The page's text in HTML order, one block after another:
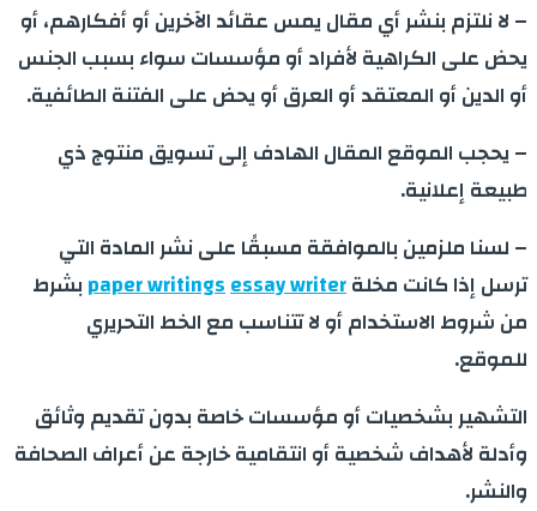
– لا نلتزم بنشر أي مقال يمس عقائد الآخرين أو أفكارهم، أو
يحض على الكراهية لأفراد أو مؤسسات سواء بسبب الجنس
أو الدين أو المعتقد أو العرق أو يحض على الفتنة الطائفية.
– يحجب الموقع المقال الهادف إلى تسويق منتوج ذي
طبيعة إعلانية.
– لسنا ملزمين بالموافقة مسبقًا على نشر المادة التي
ترسل إذا كانت مخلة
paper writingsessay writer
بشرط
من شروط الاستخدام أو لا تتناسب مع الخط التحريري
للموقع.
التشهير بشخصيات أو مؤسسات خاصة بدون تقديم وثائق
وأدلة لأهداف شخصية أو انتقامية خارجة عن أعراف الصحافة
والنشر.